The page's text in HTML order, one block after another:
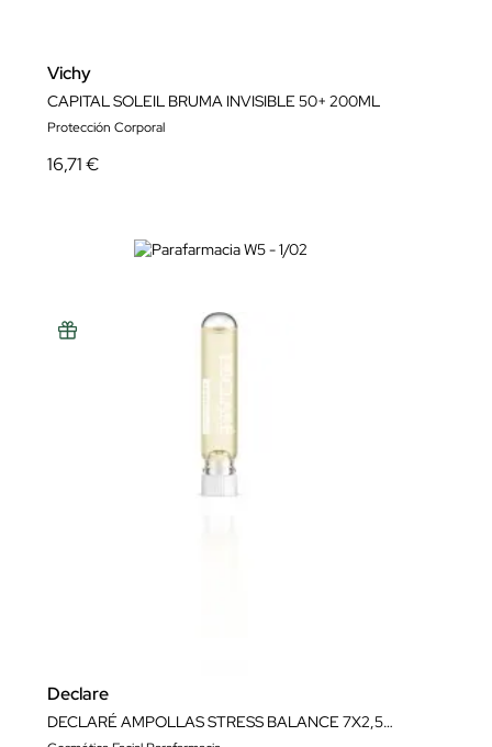
Vichy
CAPITAL SOLEIL BRUMA INVISIBLE 50+ 200ML
Protección Corporal
16,71 €
Declare
DECLARÉ AMPOLLAS STRESS BALANCE 7X2,5ML